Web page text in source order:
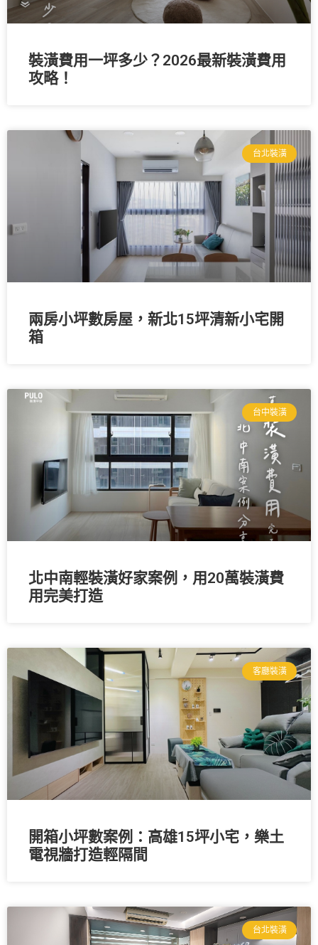
裝潢費用一坪多少？2026最新裝潢費用
攻略！
台北裝潢
兩房小坪數房屋，新北15坪清新小宅開
箱
台中裝潢
北中南輕裝潢好家案例，用20萬裝潢費
用完美打造
客廳裝潢
開箱小坪數案例：高雄15坪小宅，樂土
電視牆打造輕隔間
台北裝潢